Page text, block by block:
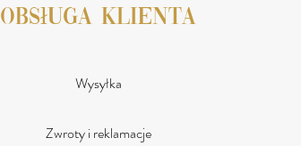
obsługa klienta
Wysyłka
Zwroty i reklamacje